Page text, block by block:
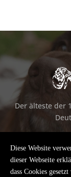
Der älteste der
Copyright
Diese Website
dieser Webseite
dass Cookies gesetzt